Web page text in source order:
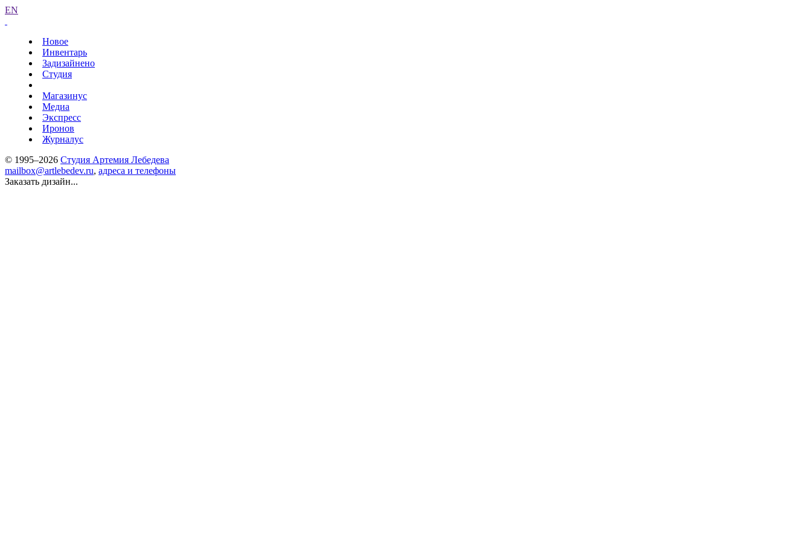
EN
Новое
Инвентарь
Задизайнено
Студия
Магазинус
Медиа
Экспресс
Иронов
Журналус
© 1995–2026 Студия Артемия Лебедева
mailbox@artlebedev.ru, адреса и телефоны
Заказать дизайн...